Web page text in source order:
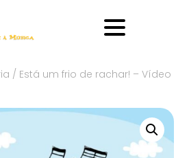
/ Está um frio de rachar! – Vídeo